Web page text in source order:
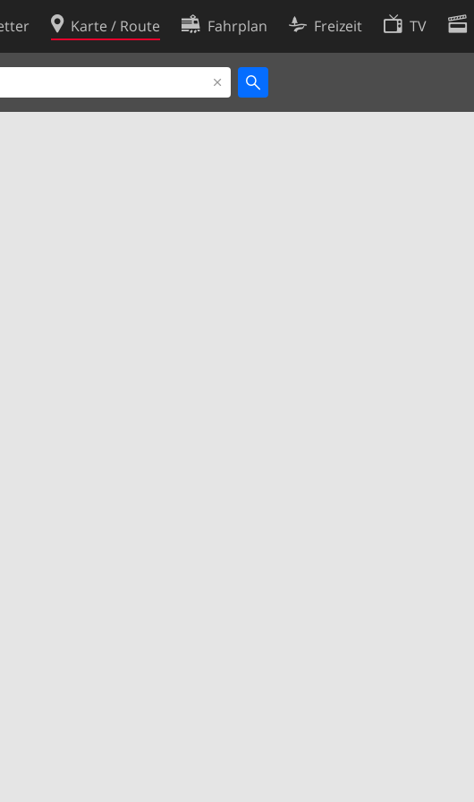
Karte / Route Fahrplan Freizeit TV
Cookie-Richtlinie
Cookie-Einstellungen